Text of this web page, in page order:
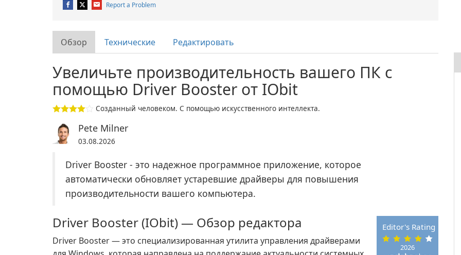
Report a Problem
Обзор Технические Редактировать
Увеличьте производительность вашего ПК с
помощью Driver Booster от IObit
Созданный человеком. С помощью искусственного интеллекта.
Pete Milner
03.08.2026
Driver Booster - это надежное программное приложение, которое
автоматически обновляет устаревшие драйверы для повышения
производительности вашего компьютера.
2026
Editor's Rating
Driver Booster (IObit) — Обзор редактора
Driver Booster — это специализированная утилита управления драйверами